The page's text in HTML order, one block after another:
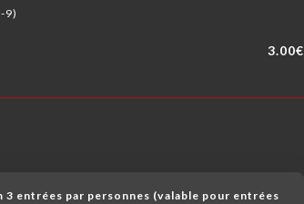
9)
3.00€
entrées par personnes (valable pour entrées